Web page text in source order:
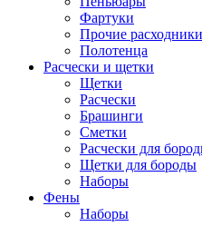
Фартуки
Прочие расходники
Полотенца
Расчески и щетки
Щетки
Расчески
Брашинги
Сметки
Расчески для
Щетки для бороды
Наборы
Фены
Наборы